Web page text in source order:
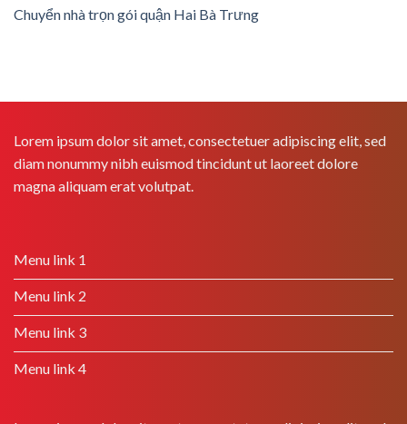
Chuyển nhà trọn gói quận Hai Bà Trưng
Lorem ipsum dolor sit amet, consectetuer adipiscing elit, sed
diam nonummy nibh euismod tincidunt ut laoreet dolore
magna aliquam erat volutpat.
Menu link 1
Menu link 2
Menu link 3
Menu link 4